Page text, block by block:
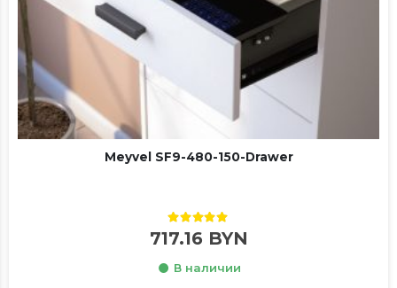
Meyvel SF9-480-150-Drawer
5.00out of 5
717.16 BYN
В наличии